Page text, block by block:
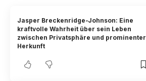
Jasper Breckenridge-Johnson: Eine
kraftvolle Wahrheit über sein Leben
zwischen Privatsphäre und prominenter
Herkunft